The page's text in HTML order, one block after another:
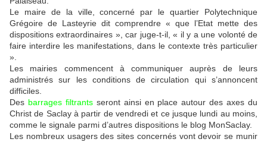
Le maire de la ville, concerné par le quartier Polytechnique
Grégoire de Lasteyrie dit comprendre « que l’Etat mette des
dispositions extraordinaires », car juge-t-il, « il y a une volonté de
faire interdire les manifestations, dans le contexte très particulier
».
Les mairies commencent à communiquer auprès de leurs
administrés sur les conditions de circulation qui s’annoncent
difficiles.
Des barrages filtrantsseront ainsi en place autour des axes du
Christ de Saclay à partir de vendredi et ce jusque lundi au moins,
comme le signale parmi d’autres dispositions le blog MonSaclay.
Les nombreux usagers des sites concernés vont devoir se munir